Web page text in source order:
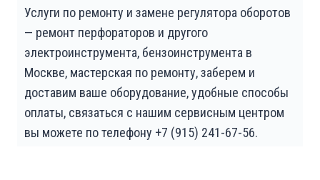
Услуги по ремонту и замене регулятора оборотов
— ремонт перфораторов и другого
электроинструмента, бензоинструмента в
Москве, мастерская по ремонту, заберем и
доставим ваше оборудование, удобные способы
оплаты, связаться с нашим сервисным центром
вы можете по телефону +7 (915) 241-67-56.